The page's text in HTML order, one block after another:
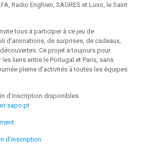
Radio Enghien, SAGRES et Luso, le Saint
tous à participer à ce jeu de
d’animations, de surprises, de cadeaux,
Ce projet a toujours pour
liens entre le Portugal et Paris, sans
pleine d’activités à toutes les équipes
d’inscription disponibles
d’inscription